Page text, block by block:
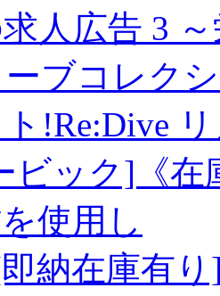
人広告 3
ブコレク
!Re:Dive
ビック]《在
使用し
納在庫有